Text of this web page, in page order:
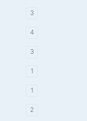
3
4
3
1
1
2